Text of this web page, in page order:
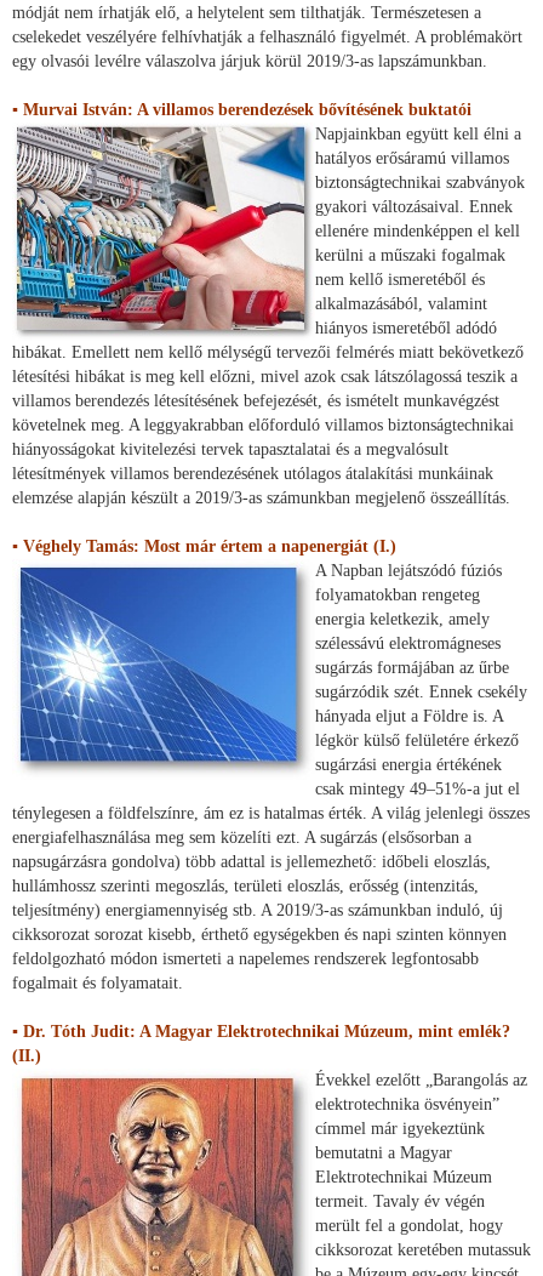
módját nem írhatják elő, a helytelent sem tilthatják. Természetesen a
cselekedet veszélyére felhívhatják a felhasználó figyelmét. A problémakört
egy olvasói levélre válaszolva járjuk körül 2019/3-as lapszámunkban.
▪ Murvai István: A villamos berendezések bővítésének buktatói
Napjainkban együtt kell élni a
hatályos erősáramú villamos
biztonságtechnikai szabványok
gyakori változásaival. Ennek
ellenére mindenképpen el kell
kerülni a műszaki fogalmak
nem kellő ismeretéből és
alkalmazásából, valamint
hiányos ismeretéből adódó
hibákat. Emellett nem kellő mélységű tervezői felmérés miatt bekövetkező
létesítési hibákat is meg kell előzni, mivel azok csak látszólagossá teszik a
villamos berendezés létesítésének befejezését, és ismételt munkavégzést
követelnek meg. A leggyakrabban előforduló villamos biztonságtechnikai
hiányosságokat kivitelezési tervek tapasztalatai és a megvalósult
létesítmények villamos berendezésének utólagos átalakítási munkáinak
elemzése alapján készült a 2019/3-as számunkban megjelenő összeállítás.
▪ Véghely Tamás: Most már értem a napenergiát (I.)
A Napban lejátszódó fúziós
folyamatokban rengeteg
energia keletkezik, amely
szélessávú elektromágneses
sugárzás formájában az űrbe
sugárzódik szét. Ennek csekély
hányada eljut a Földre is. A
légkör külső felületére érkező
sugárzási energia értékének
csak mintegy 49–51%-a jut el
ténylegesen a földfelszínre, ám ez is hatalmas érték. A világ jelenlegi összes
energiafelhasználása meg sem közelíti ezt. A sugárzás (elsősorban a
napsugárzásra gondolva) több adattal is jellemezhető: időbeli eloszlás,
hullámhossz szerinti megoszlás, területi eloszlás, erősség (intenzitás,
teljesítmény) energiamennyiség stb. A 2019/3-as számunkban induló, új
cikksorozat sorozat kisebb, érthető egységekben és napi szinten könnyen
feldolgozható módon ismerteti a napelemes rendszerek legfontosabb
fogalmait és folyamatait.
▪ Dr. Tóth Judit: A Magyar Elektrotechnikai Múzeum, mint emlék?
(II.)
Évekkel ezelőtt „Barangolás az
elektrotechnika ösvényein”
címmel már igyekeztünk
bemutatni a Magyar
Elektrotechnikai Múzeum
termeit. Tavaly év végén
merült fel a gondolat, hogy
cikksorozat keretében mutassuk